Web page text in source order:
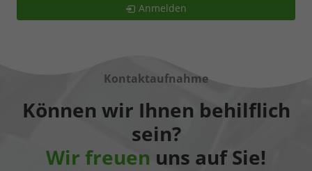
Anmelden
Kontaktaufnahme
Können wir Ihnen behilflich
sein?
Wir freuen uns auf Sie!